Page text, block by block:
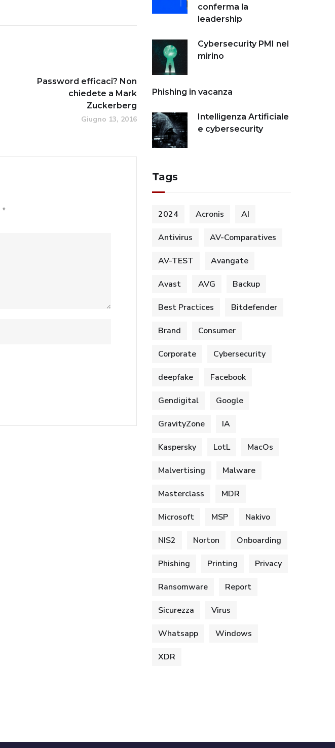
Password efficaci? Non
chiedete a Mark
Zuckerberg
Giugno 13, 2016
*
conferma la
leadership
Cybersecurity PMI nel
mirino
Phishing in vacanza
Intelligenza Artificiale
e cybersecurity
Tags
2024 Acronis AI
Antivirus AV-Comparatives
AV-TEST Avangate
Avast AVG Backup
Best Practices Bitdefender
Brand Consumer
Corporate Cybersecurity
deepfake Facebook
Gendigital Google
GravityZone IA
Kaspersky LotL MacOs
Malvertising Malware
Masterclass MDR
Microsoft MSP Nakivo
NIS2 Norton Onboarding
Phishing Printing Privacy
Ransomware Report
Sicurezza Virus
Whatsapp Windows
XDR